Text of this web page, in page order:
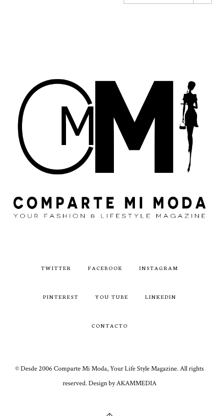
TWITTER FACEBOOK INSTAGRAM
PINTEREST YOU TUBE LINKEDIN
CONTACTO
© Desde 2006 Comparte Mi Moda, Your Life Style Magazine. All rights
reserved. Design by AKAMMEDIA